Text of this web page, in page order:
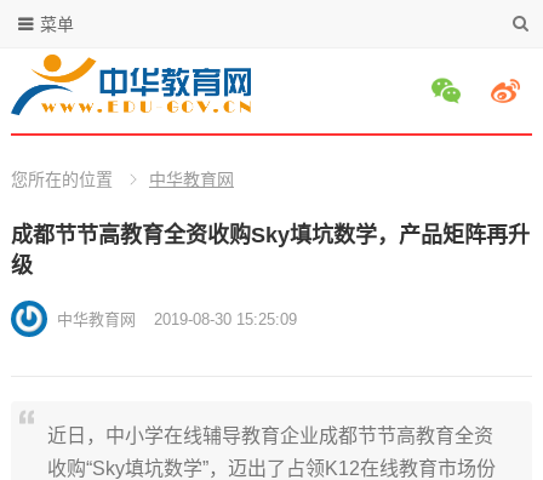
菜单
您所在的位置 中华教育网
成都节节高教育全资收购Sky填坑数学，产品矩阵再升
级
中华教育网 2019-08-30 15:25:09
近日，中小学在线辅导教育企业成都节节高教育全资
收购“Sky填坑数学”，迈出了占领K12在线教育市场份